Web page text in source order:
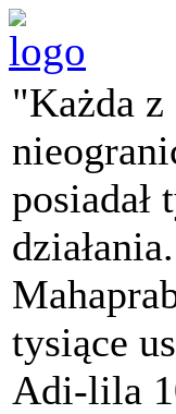
"Każda z
posiadał
tysiące
Adi-lila